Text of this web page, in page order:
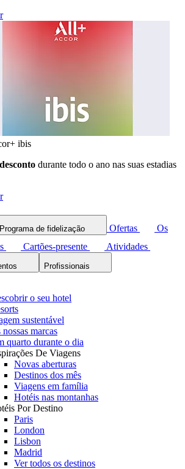
ibis
durante todo o ano nas suas estadias
Programa de fidelização Ofertas
Os
Cartões-presente Atividades
Profissionais
o seu hotel
sustentável
nossas marcas
quarto durante o dia
De Viagens
Novas aberturas
Destinos dos mês
Viagens em família
Hotéis nas montanhas
Por Destino
Paris
London
Lisbon
Madrid
Ver todos os destinos